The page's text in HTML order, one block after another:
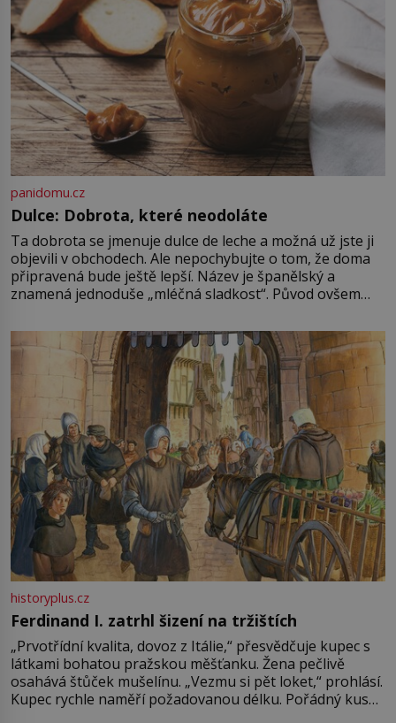
Je 27. května 1991. […]
panidomu.cz
Dulce: Dobrota, které neodoláte
Ta dobrota se jmenuje dulce de leche a možná už jste ji
objevili v obchodech. Ale nepochybujte o tom, že doma
připravená bude ještě lepší. Název je španělský a
znamená jednoduše „mléčná sladkost“. Původ ovšem
pře hned několik latinskoamerických zemí a k tomu
Francie, kde se traduje,
historyplus.cz
Ferdinand I. zatrhl šizení na tržištích
„Prvotřídní kvalita, dovoz z Itálie,“ přesvědčuje kupec s
látkami bohatou pražskou měšťanku. Žena pečlivě
osahává štůček mušelínu. „Vezmu si pět loket,“ prohlásí.
Kupec rychle naměří požadovanou délku. Pořádný kus